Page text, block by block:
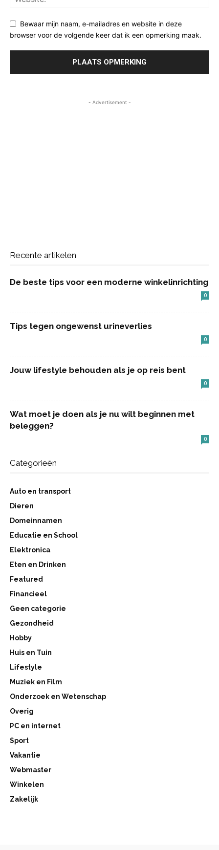
Bewaar mijn naam, e-mailadres en website in deze
browser voor de volgende keer dat ik een opmerking maak.
- Advertisement -
Recente artikelen
De beste tips voor een moderne winkelinrichting
0
Tips tegen ongewenst urineverlies
0
Jouw lifestyle behouden als je op reis bent
0
Wat moet je doen als je nu wilt beginnen met
beleggen?
0
Categorieën
Auto en transport
Dieren
Domeinnamen
Educatie en School
Elektronica
Eten en Drinken
Featured
Financieel
Geen categorie
Gezondheid
Hobby
Huis en Tuin
Lifestyle
Muziek en Film
Onderzoek en Wetenschap
Overig
PC en internet
Sport
Vakantie
Webmaster
Winkelen
Zakelijk